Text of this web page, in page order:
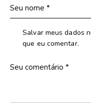
Salvar meus dados
que eu comentar.